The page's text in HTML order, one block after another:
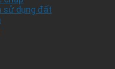
sử dụng đất